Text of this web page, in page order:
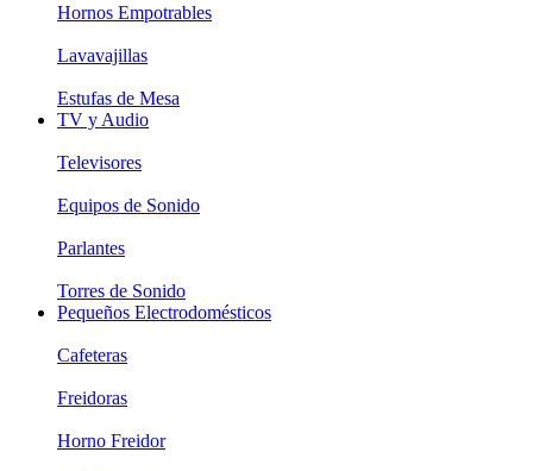
Hornos Empotrables
Lavavajillas
Estufas de Mesa
TV y Audio
Televisores
Equipos de Sonido
Parlantes
Torres de Sonido
Pequeños Electrodomésticos
Cafeteras
Freidoras
Horno Freidor